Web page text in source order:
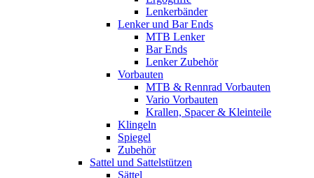
Lenkerbänder
Lenker und Bar Ends
MTB Lenker
Bar Ends
Lenker Zubehör
Vorbauten
MTB & Rennrad Vorbauten
Vario Vorbauten
Krallen, Spacer & Kleinteile
Klingeln
Spiegel
Zubehör
Sattel und Sattelstützen
Sättel